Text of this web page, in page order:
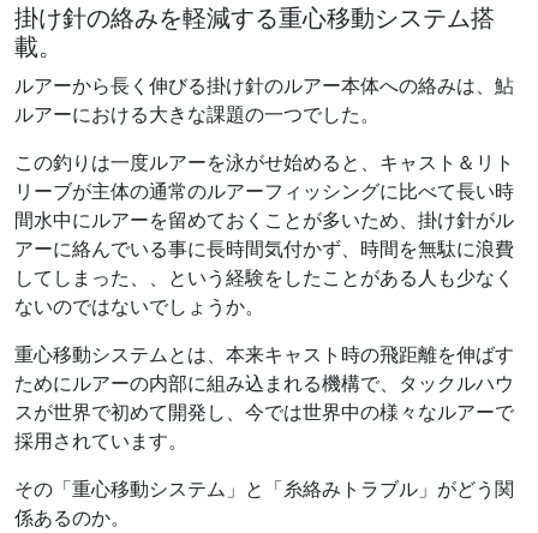
掛け針の絡みを軽減する重心移動システム搭
載。
ルアーから長く伸びる掛け針のルアー本体への絡みは、鮎
ルアーにおける大きな課題の一つでした。
この釣りは一度ルアーを泳がせ始めると、キャスト＆リト
リーブが主体の通常のルアーフィッシングに比べて長い時
間水中にルアーを留めておくことが多いため、掛け針がル
アーに絡んでいる事に長時間気付かず、時間を無駄に浪費
してしまった、、という経験をしたことがある人も少なく
ないのではないでしょうか。
重心移動システムとは、本来キャスト時の飛距離を伸ばす
ためにルアーの内部に組み込まれる機構で、タックルハウ
スが世界で初めて開発し、今では世界中の様々なルアーで
採用されています。
その「重心移動システム」と「糸絡みトラブル」がどう関
係あるのか。